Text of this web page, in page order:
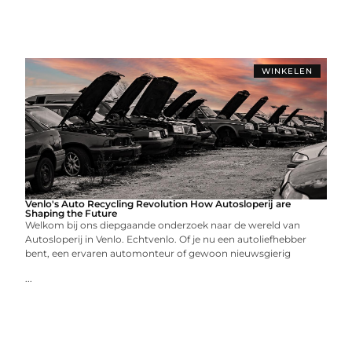
WINKELEN
Venlo's Auto Recycling Revolution How Autosloperij are
Shaping the Future
Welkom bij ons diepgaande onderzoek naar de wereld van
Autosloperij in Venlo. Echtvenlo. Of je nu een autoliefhebber
bent, een ervaren automonteur of gewoon nieuwsgierig
...